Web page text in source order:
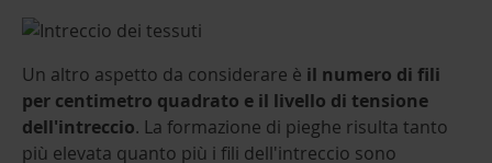
Un altro aspetto da considerare è il numero di fili
per centimetro quadrato e il livello di tensione
dell'intreccio. La formazione di pieghe risulta tanto
più elevata quanto più i fili dell'intreccio sono